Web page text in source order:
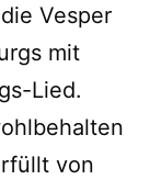
Vesper
mit
Lied.
von